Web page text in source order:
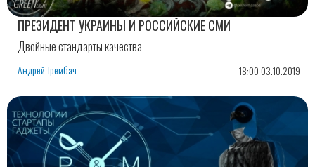
ПРЕЗИДЕНТ УКРАИНЫ И РОССИЙСКИЕ СМИ
Двойные стандарты качества
Андрей Трембач 18:00 03.10.2019